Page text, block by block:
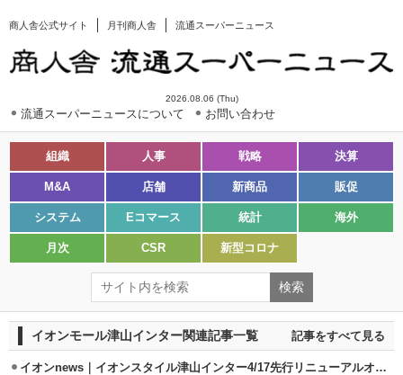
商人舎公式サイト 月刊商人舎 流通スーパーニュース
2026.08.06 (Thu)
流通スーパーニュースについて お問い合わせ
組織 人事 戦略 決算
M&A 店舗 新商品 販促
システム Eコマース 統計 海外
月次 CSR 新型コロナ
イオンモール津山インター関連記事一覧 記事をすべて見る
イオンnews｜イオンスタイル津山インター4/17先行リニューアルオープン